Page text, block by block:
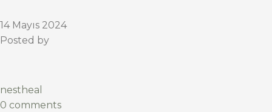
14 Mayıs 2024
Posted by
nestheal
0 comments